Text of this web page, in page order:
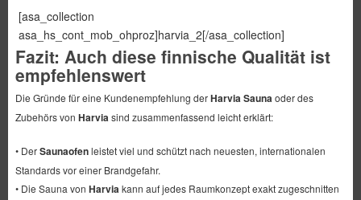
[asa_collection
asa_hs_cont_mob_ohproz]harvia_2[/asa_collection]
Fazit: Auch diese finnische Qualität ist
empfehlenswert
Die Gründe für eine Kundenempfehlung derHarvia Sauna oder des
Zubehörs von Harvia sind zusammenfassend leicht erklärt:
• DerSaunaofenleistet viel und schützt nach neuesten, internationalen
Standards vor einer Brandgefahr.
• Die Sauna von Harvia kann auf jedes Raumkonzept exakt zugeschnitten